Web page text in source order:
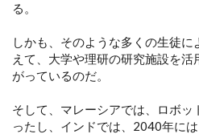
る。
しかも、そのような多くの生徒
えて、大学や理研の研究施設を
がっているのだ。
そして、マレーシアでは、ロボ
ったし、インドでは、2040年に